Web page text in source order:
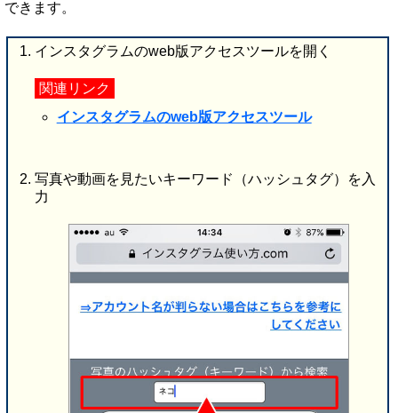
できます。
インスタグラムのweb版アクセスツールを開く
関連リンク
インスタグラムのweb版アクセスツール
写真や動画を見たいキーワード（ハッシュタグ）を入
力